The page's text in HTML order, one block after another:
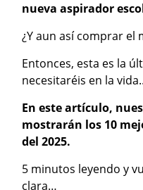
nueva aspirador
¿Y aun así comprar el
Entonces, esta es la
necesitaréis en la
En este artículo,
mostrarán los 10
del 2025.
5 minutos leyendo y
clara…